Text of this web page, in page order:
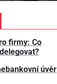
firmy: Co
úvěr